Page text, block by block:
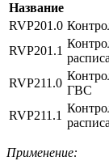
Название
RVP201.0
RVP201.1
RVP211.0
ГВС
RVP211.1
Применение: